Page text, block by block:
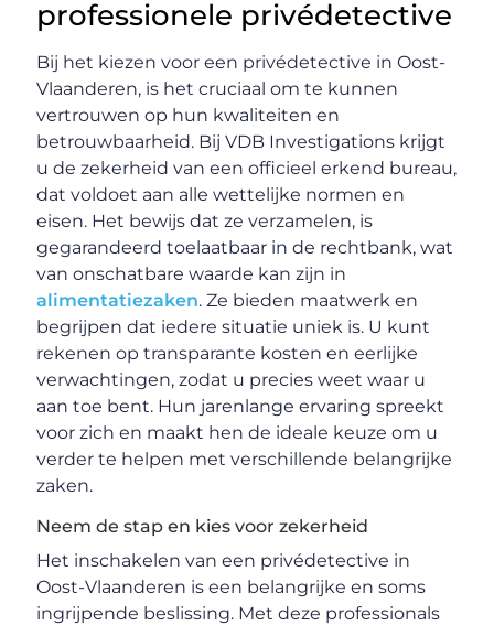
professionele privédetective
Bij het kiezen voor een privédetective in Oost-
Vlaanderen, is het cruciaal om te kunnen
vertrouwen op hun kwaliteiten en
betrouwbaarheid. Bij VDB Investigations krijgt
u de zekerheid van een officieel erkend bureau,
dat voldoet aan alle wettelijke normen en
eisen. Het bewijs dat ze verzamelen, is
gegarandeerd toelaatbaar in de rechtbank, wat
van onschatbare waarde kan zijn in
alimentatiezaken. Ze bieden maatwerk en
begrijpen dat iedere situatie uniek is. U kunt
rekenen op transparante kosten en eerlijke
verwachtingen, zodat u precies weet waar u
aan toe bent. Hun jarenlange ervaring spreekt
voor zich en maakt hen de ideale keuze om u
verder te helpen met verschillende belangrijke
zaken.
Neem de stap en kies voor zekerheid
Het inschakelen van een privédetective in
Oost-Vlaanderen is een belangrijke en soms
ingrijpende beslissing. Met deze professionals